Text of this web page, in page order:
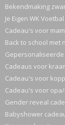
Bekendmaking
Je Eigen WK
Cadeau's voor
Back to school met
Cadeaus voor
Cadeau's voor
Cadeau's voor
Gender reveal
Babyshower